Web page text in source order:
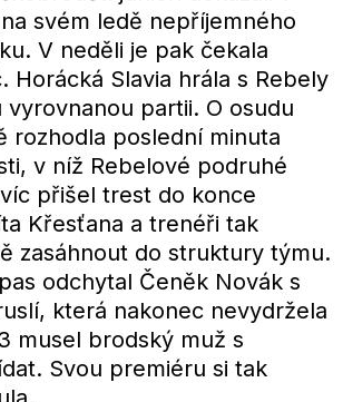
svém ledě nepříjemného
V neděli je pak čekala
Horácká Slavia hrála s Rebely
partii. O osudu
rozhodla poslední minuta
v níž Rebelové podruhé
přišel trest do konce
Křesťana a trenéři tak
zasáhnout do struktury týmu.
odchytal Čeněk Novák s
která nakonec nevydržela
musel brodský muž s
Svou premiéru si tak